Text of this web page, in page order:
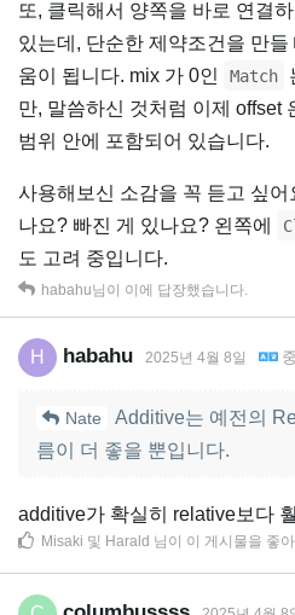
또, 클릭해서 양쪽을 바로 연결
있는데, 단순한 제약조건을 만
움이 됩니다. mix 가 0인
Match
만, 말씀하신 것처럼 이제 offset
범위 안에 포함되어 있습니다.
사용해보신 소감을 꼭 듣고 싶
나요? 빠진 게 있나요? 왼쪽에
도 고려 중입니다.
habahu님이 이에 답장했습니다.
H habahu 2025년 4월 8일
Nate
Additive는 예전의
름이 더 좋을 뿐입니다.
additive가 확실히 relative보다
Misaki 및 Harald 님이 이 게시물을 좋